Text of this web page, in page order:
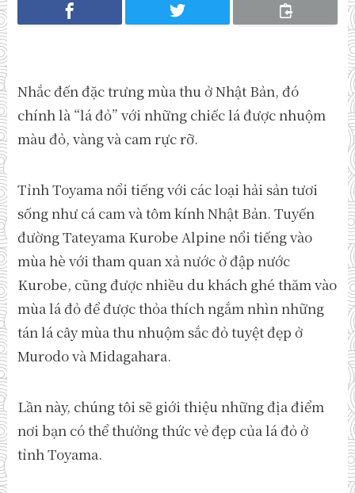
Nhắc đến đặc trưng mùa thu ở Nhật Bản, đó
chính là “lá đỏ” với những chiếc lá được nhuộm
màu đỏ, vàng và cam rực rỡ.
Tỉnh Toyama nổi tiếng với các loại hải sản tươi
sống như cá cam và tôm kính Nhật Bản. Tuyến
đường Tateyama Kurobe Alpine nổi tiếng vào
mùa hè với tham quan xả nước ở đập nước
Kurobe, cũng được nhiều du khách ghé thăm vào
mùa lá đỏ để được thỏa thích ngắm nhìn những
tán lá cây mùa thu nhuộm sắc đỏ tuyệt đẹp ở
Murodo và Midagahara.
Lần này, chúng tôi sẽ giới thiệu những địa điểm
nơi bạn có thể thưởng thức vẻ đẹp của lá đỏ ở
tỉnh Toyama.